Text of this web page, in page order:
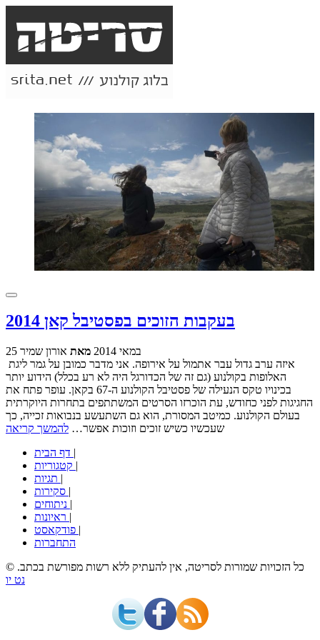
בעקבות הזוכים בפסטיבל קאן 2014
25 במאי 2014 מאת אורון שמיר
האלופות בקולנוע (גם זה של הכדורגל היה לא רע בכלל) הידוע יותר
בכינויו טקס הנעילה של פסטיבל הקולנוע ה-67 בקאן. עופר פתח את
החגיגות לפני כחודש, עת הוכרזו הסרטים המשתתפים בתחרות היוקרתית
בעולם הקולנוע. כמיטב המסורת, הוא גם השתעשע בנבואות זכייה, כך
שעכשיו כשיש זוכים וזוכות אפשר… להמשך קריאה
|
|
|
|
|
|
|
התחברות
© כל הזכויות שמורות לסריטה, אין להעתיק ללא רשות מפורשת בכתב.
נט יו